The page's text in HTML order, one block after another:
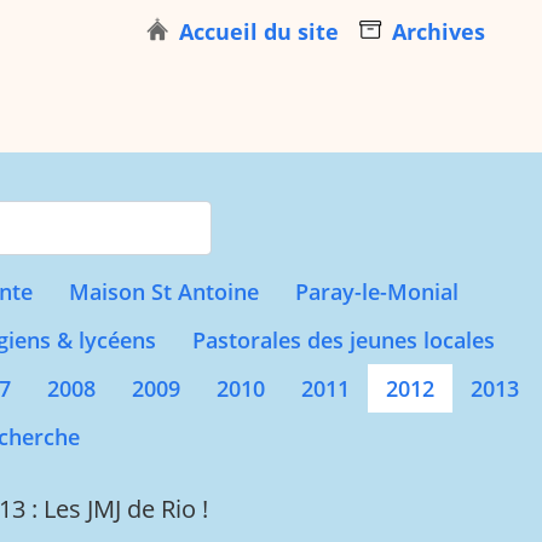
Accueil du site Archives
Maison St Antoine
Paray-le-Monial
& lycéens
Pastorales des jeunes locales
2008 2009 2010 2011 2012
2013
: Les JMJ de Rio !